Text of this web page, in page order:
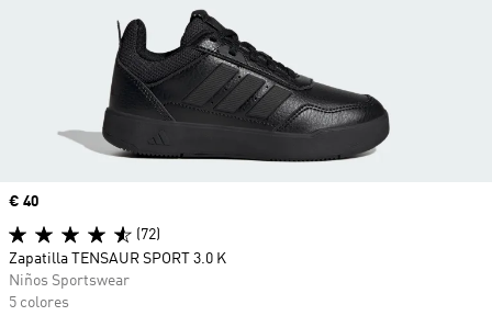
Precio
€ 40
(72)
Zapatilla TENSAUR SPORT 3.0 K
Niños Sportswear
5 colores